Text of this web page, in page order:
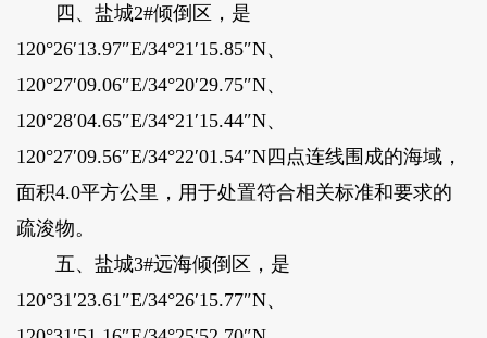
四、盐城2#倾倒区，是
120°26′13.97″E/34°21′15.85″N、
120°27′09.06″E/34°20′29.75″N、
120°28′04.65″E/34°21′15.44″N、
120°27′09.56″E/34°22′01.54″N四点连线围成的海域，
面积4.0平方公里，用于处置符合相关标准和要求的
疏浚物。
五、盐城3#远海倾倒区，是
120°31′23.61″E/34°26′15.77″N、